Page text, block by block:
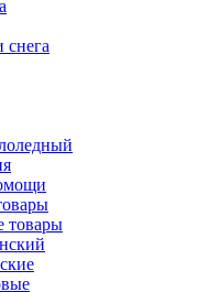
снега
товары